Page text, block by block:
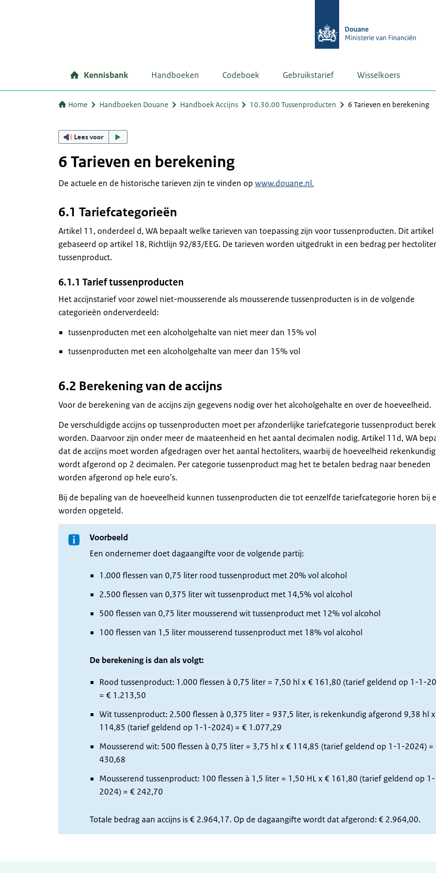
Kennisbank Handboeken Codeboek Gebruikstarief Wisselkoers
Home Handboeken Douane Handboek Accijns 10.30.00 Tussenproducten 6 Tarieven en berekening
Lees voor
6 Tarieven en berekening
De actuele en de historische tarieven zijn te vinden op www.douane.nl.
6.1 Tariefcategorieën
Artikel 11, onderdeel d, WA bepaalt welke tarieven van toepassing zijn voor tussenproducten. Dit artikel
gebaseerd op artikel 18, Richtlijn 92/83/EEG. De tarieven worden uitgedrukt in een bedrag per hectoliter
tussenproduct.
6.1.1 Tarief tussenproducten
Het accijnstarief voor zowel niet-mousserende als mousserende tussenproducten is in de volgende
categorieën onderverdeeld:
tussenproducten met een alcoholgehalte van niet meer dan 15% vol
tussenproducten met een alcoholgehalte van meer dan 15% vol
6.2 Berekening van de accijns
Voor de berekening van de accijns zijn gegevens nodig over het alcoholgehalte en over de hoeveelheid.
De verschuldigde accijns op tussenproducten moet per afzonderlijke tariefcategorie tussenproduct
worden. Daarvoor zijn onder meer de maateenheid en het aantal decimalen nodig. Artikel 11d, WA
dat de accijns moet worden afgedragen over het aantal hectoliters, waarbij de hoeveelheid rekenkundig
wordt afgerond op 2 decimalen. Per categorie tussenproduct mag het te betalen bedrag naar beneden
worden afgerond op hele euro’s.
Bij de bepaling van de hoeveelheid kunnen tussenproducten die tot eenzelfde tariefcategorie horen bij
worden opgeteld.
Voorbeeld
Een ondernemer doet dagaangifte voor de volgende partij:
1.000 flessen van 0,75 liter rood tussenproduct met 20% vol alcohol
2.500 flessen van 0,375 liter wit tussenproduct met 14,5% vol alcohol
500 flessen van 0,75 liter mousserend wit tussenproduct met 12% vol alcohol
100 flessen van 1,5 liter mousserend tussenproduct met 18% vol alcohol
De berekening is dan als volgt:
Rood tussenproduct: 1.000 flessen à 0,75 liter = 7,50 hl x € 161,80 (tarief geldend op 1-1-
= € 1.213,50
Wit tussenproduct: 2.500 flessen à 0,375 liter = 937,5 liter, is rekenkundig afgerond 9,38 hl
114,85 (tarief geldend op 1-1-2024) = € 1.077,29
Mousserend wit: 500 flessen à 0,75 liter = 3,75 hl x € 114,85 (tarief geldend op 1-1-2024) =
430,68
Mousserend tussenproduct: 100 flessen à 1,5 liter = 1,50 HL x € 161,80 (tarief geldend op
2024) = € 242,70
Totale bedrag aan accijns is € 2.964,17. Op de dagaangifte wordt dat afgerond: € 2.964,00.